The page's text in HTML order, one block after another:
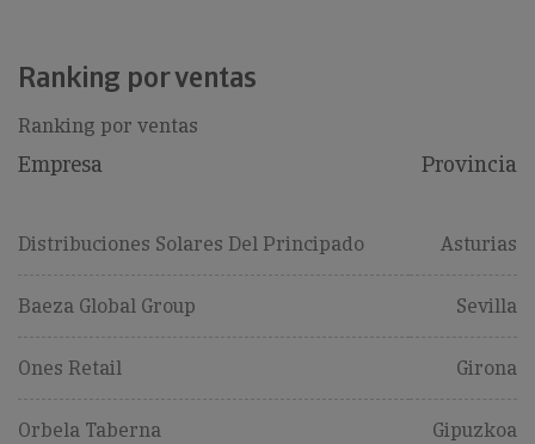
Ranking por ventas
Ranking por ventas
Empresa Provincia
Distribuciones Solares Del Principado Asturias
Baeza Global Group Sevilla
Ones Retail Girona
Orbela Taberna Gipuzkoa